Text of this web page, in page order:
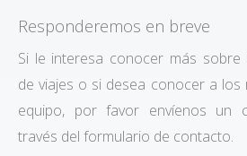
Responderemos en breve
Si le interesa conocer más sobre
de viajes o si desea conocer a
equipo, por favor envíenos un
través del formulario de contacto.